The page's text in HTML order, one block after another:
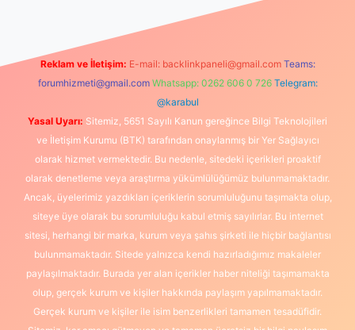
Reklam ve İletişim: E-mail: backlinkpaneli@gmail.com Teams:
forumhizmeti@gmail.com Whatsapp: 0262 606 0 726 Telegram:
@karabul
Yasal Uyarı: Sitemiz, 5651 Sayılı Kanun gereğince Bilgi Teknolojileri
ve İletişim Kurumu (BTK) tarafından onaylanmış bir Yer Sağlayıcı
olarak hizmet vermektedir. Bu nedenle, sitedeki içerikleri proaktif
olarak denetleme veya araştırma yükümlülüğümüz bulunmamaktadır.
Ancak, üyelerimiz yazdıkları içeriklerin sorumluluğunu taşımakta olup,
siteye üye olarak bu sorumluluğu kabul etmiş sayılırlar. Bu internet
sitesi, herhangi bir marka, kurum veya şahıs şirketi ile hiçbir bağlantısı
bulunmamaktadır. Sitede yalnızca kendi hazırladığımız makaleler
paylaşılmaktadır. Burada yer alan içerikler haber niteliği taşımamakta
olup, gerçek kurum ve kişiler hakkında paylaşım yapılmamaktadır.
Gerçek kurum ve kişiler ile isim benzerlikleri tamamen tesadüfidir.